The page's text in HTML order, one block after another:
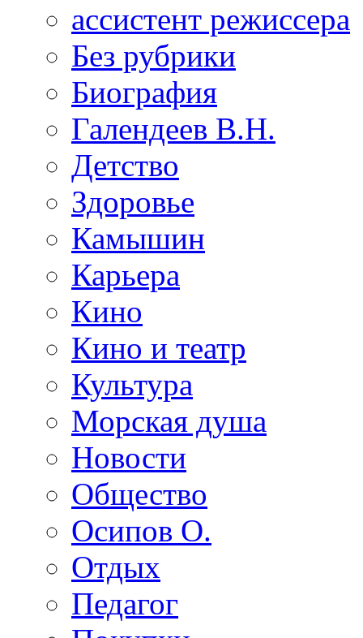
ассистент режиссера
Без рубрики
Биография
Галендеев В.Н.
Детство
Здоровье
Камышин
Карьера
Кино
Кино и театр
Культура
Морская душа
Новости
Общество
Осипов О.
Отдых
Педагог